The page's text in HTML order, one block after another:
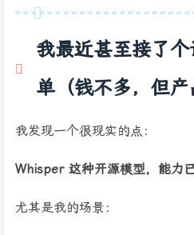
我最近甚至接了
单（钱不多，但产
我发现一个很现实的点：
Whisper 这种开源模型，能力已
尤其是我的场景：